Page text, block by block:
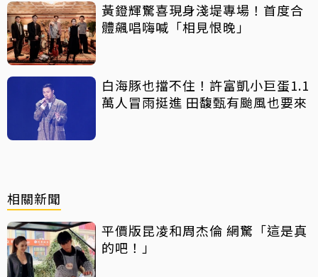
黃鐙輝驚喜現身淺堤專場！首度合
體飆唱嗨喊「相見恨晚」
白海豚也擋不住！許富凱小巨蛋1.1
萬人冒雨挺進 田馥甄有颱風也要來
相關新聞
平價版昆凌和周杰倫 網驚「這是真
的吧！」